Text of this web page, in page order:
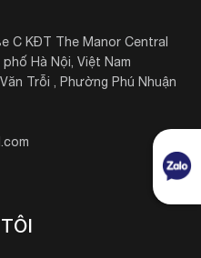
C KĐT The Manor Central
Hà Nội, Việt Nam
Trỗi , Phường Phú Nhuận